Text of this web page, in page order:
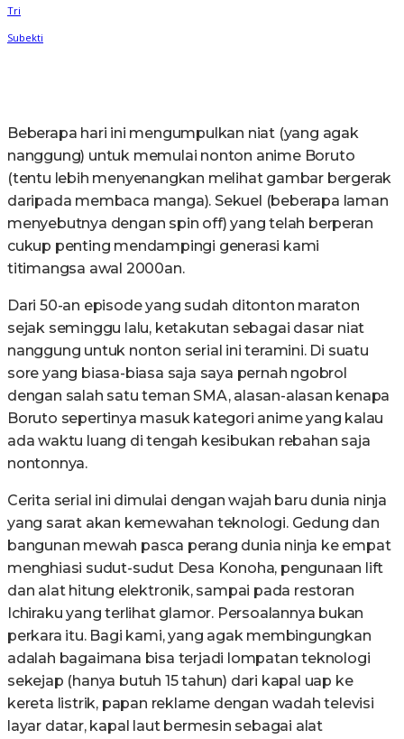
Beberapa hari ini mengumpulkan niat (yang agak
nanggung) untuk memulai nonton anime Boruto
(tentu lebih menyenangkan melihat gambar bergerak
daripada membaca manga). Sekuel (beberapa laman
menyebutnya dengan spin off) yang telah berperan
cukup penting mendampingi generasi kami
titimangsa awal 2000an.
Dari 50-an episode yang sudah ditonton maraton
sejak seminggu lalu, ketakutan sebagai dasar niat
nanggung untuk nonton serial ini teramini. Di suatu
sore yang biasa-biasa saja saya pernah ngobrol
dengan salah satu teman SMA, alasan-alasan kenapa
Boruto sepertinya masuk kategori anime yang kalau
ada waktu luang di tengah kesibukan rebahan saja
nontonnya.
Cerita serial ini dimulai dengan wajah baru dunia ninja
yang sarat akan kemewahan teknologi. Gedung dan
bangunan mewah pasca perang dunia ninja ke empat
menghiasi sudut-sudut Desa Konoha, pengunaan lift
dan alat hitung elektronik, sampai pada restoran
Ichiraku yang terlihat glamor. Persoalannya bukan
perkara itu. Bagi kami, yang agak membingungkan
adalah bagaimana bisa terjadi lompatan teknologi
sekejap (hanya butuh 15 tahun) dari kapal uap ke
kereta listrik, papan reklame dengan wadah televisi
layar datar, kapal laut bermesin sebagai alat